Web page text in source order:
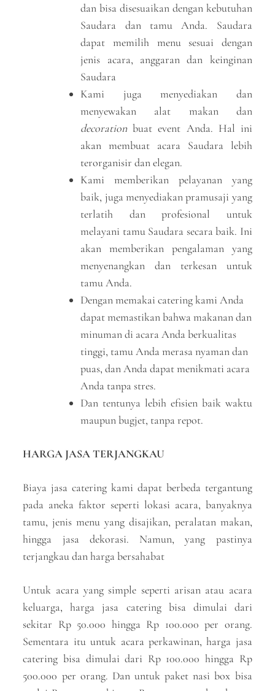
dan bisa disesuaikan dengan kebutuhan
Saudara dan tamu Anda. Saudara
dapat memilih menu sesuai dengan
jenis acara, anggaran dan keinginan
Saudara
Kami juga menyediakan dan
menyewakan alat makan dan
decoration buat event Anda. Hal ini
akan membuat acara Saudara lebih
terorganisir dan elegan.
Kami memberikan pelayanan yang
baik, juga menyediakan pramusaji yang
terlatih dan profesional untuk
melayani tamu Saudara secara baik. Ini
akan memberikan pengalaman yang
menyenangkan dan terkesan untuk
tamu Anda.
Dengan memakai catering kami Anda
dapat memastikan bahwa makanan dan
minuman di acara Anda berkualitas
tinggi, tamu Anda merasa nyaman dan
puas, dan Anda dapat menikmati acara
Anda tanpa stres.
Dan tentunya lebih efisien baik waktu
maupun bugjet, tanpa repot.
HARGA JASA TERJANGKAU
Biaya jasa catering kami dapat berbeda tergantung
pada aneka faktor seperti lokasi acara, banyaknya
tamu, jenis menu yang disajikan, peralatan makan,
hingga jasa dekorasi. Namun, yang pastinya
terjangkau dan harga bersahabat
Untuk acara yang simple seperti arisan atau acara
keluarga, harga jasa catering bisa dimulai dari
sekitar Rp 50.000 hingga Rp 100.000 per orang.
Sementara itu untuk acara perkawinan, harga jasa
catering bisa dimulai dari Rp 100.000 hingga Rp
500.000 per orang. Dan untuk paket nasi box bisa